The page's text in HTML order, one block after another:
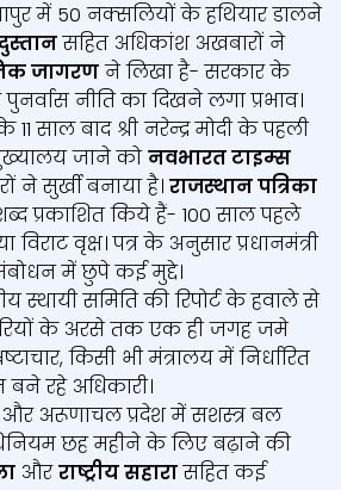
में 50 नक्‍सलियों के हथियार डालने
सहित अधिकांश अखबारों ने
जागरणने लिखा है- सरकार के
नीति का दिखने लगा प्रभाव।
11 साल बाद श्री नरेन्‍द्र मोदी के पहली
जाने कोनवभारत टाइम्‍स
ने सुर्खी बनाया है। राजस्‍थान पत्रिका
प्रकाशित किये हैं- 100 साल पहले
वृक्ष। पत्र के अनुसार प्रधानमंत्री
में छुपे कई मुद्दे।
स्‍थायी समिति की रिपोर्ट के हवाले से
के अरसे तक एक ही जगह जमे
किसी भी मंत्रालय में निर्धारित
रहे अधिकारी।
और अरूणाचल प्रदेश में सशस्‍त्र बल
छह महीने के लिए बढ़ाने की
औरराष्‍ट्रीय सहारासहित कई